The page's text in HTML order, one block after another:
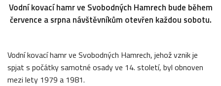
Vodní kovací hamr ve Svobodných Hamrech bude během
července a srpna návštěvníkům otevřen každou sobotu.
Vodní kovací hamr ve Svobodných Hamrech, jehož vznik je
spjat s počátky samotné osady ve 14. století, byl obnoven
mezi lety 1979 a 1981.